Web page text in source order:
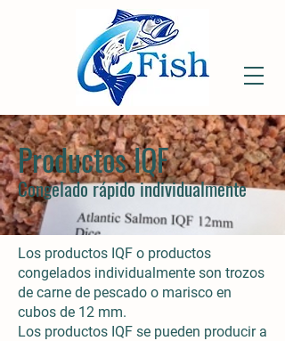
Productos IQF
Congelado rápido individualmente
Los productos IQF o productos
congelados individualmente son trozos
de carne de pescado o marisco en
cubos de 12 mm.
Los productos IQF se pueden producir a